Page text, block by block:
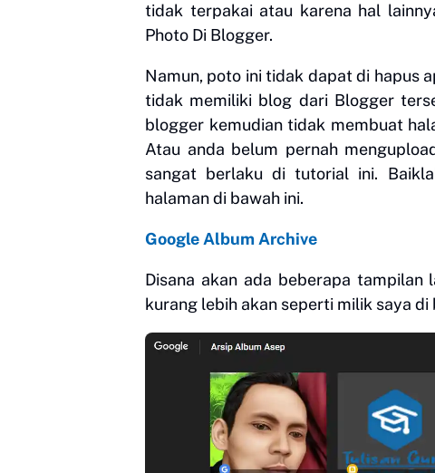
tidak terpakai atau karena hal
Photo Di Blogger.
Namun, poto ini tidak dapat di hapus
tidak memiliki blog dari Blogger
blogger kemudian tidak membuat
Atau anda belum pernah
sangat berlaku di tutorial ini.
halaman di bawah ini.
Google Album Archive
Disana akan ada beberapa
kurang lebih akan seperti milik saya di